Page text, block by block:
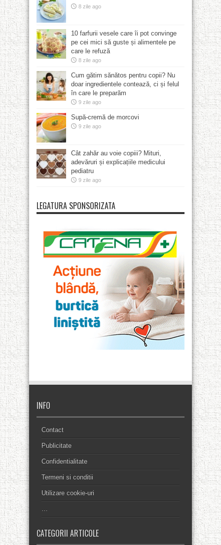
8 zile ago
10 farfurii vesele care îi pot convinge
pe cei mici să guste și alimentele pe
care le refuză
8 zile ago
Cum gătim sănătos pentru copii? Nu
doar ingredientele contează, ci și felul
în care le preparăm
9 zile ago
Supă-cremă de morcovi
9 zile ago
Cât zahăr au voie copiii? Mituri,
adevăruri și explicațiile medicului
pediatru
9 zile ago
LEGATURA SPONSORIZATA
INFO
Contact
Publicitate
Confidentialitate
Termeni si conditii
Utilizare cookie-uri
…
CATEGORII ARTICOLE